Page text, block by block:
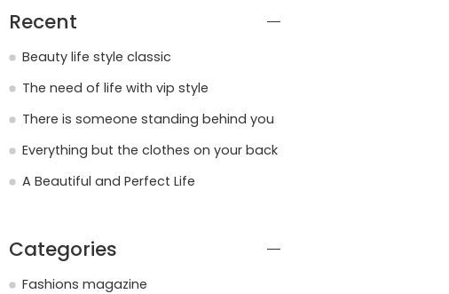
Recent
Beauty life style classic
The need of life with vip style
There is someone standing behind you
Everything but the clothes on your back
A Beautiful and Perfect Life
Categories
Fashions magazine